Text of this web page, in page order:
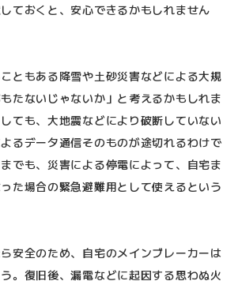
ておくと、安心できるかもしれません
ともある降雪や土砂災害などによる大規
たないじゃないか」と考えるかもしれま
ても、大地震などにより破断していない
るデータ通信そのものが途切れるわけで
でも、災害による停電によって、自宅ま
た場合の緊急避難用として使えるという
安全のため、自宅のメインブレーカーは
。復旧後、漏電などに起因する思わぬ火